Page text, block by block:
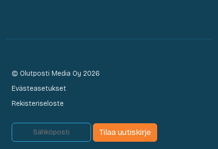
© Olutposti Media Oy 2026
Evästeasetukset
Rekisteriseloste
Tilaa uutiskirje